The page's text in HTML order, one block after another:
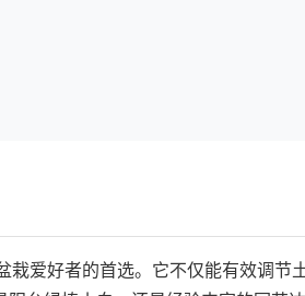
爱好者的首选。它不仅能有效调节